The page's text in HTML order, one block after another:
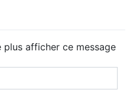
plus afficher ce message